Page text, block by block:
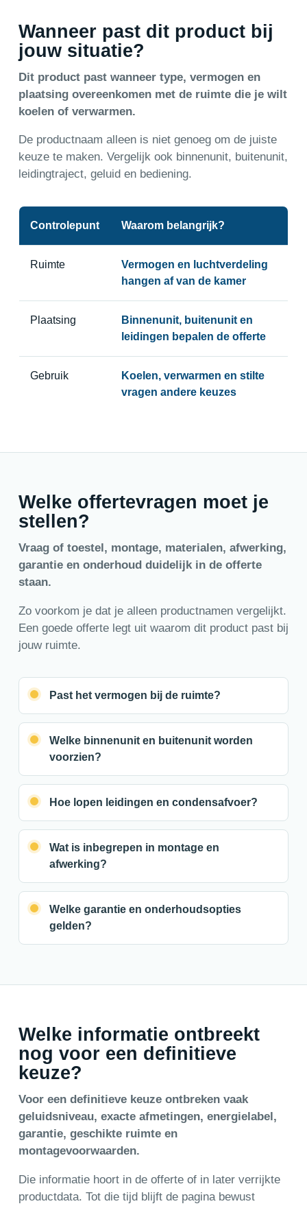
Wanneer past dit product bij
jouw situatie?
Dit product past wanneer type, vermogen en
plaatsing overeenkomen met de ruimte die je wilt
koelen of verwarmen.
De productnaam alleen is niet genoeg om de juiste
keuze te maken. Vergelijk ook binnenunit, buitenunit,
leidingtraject, geluid en bediening.
Controlepunt Waarom belangrijk?
Ruimte
Vermogen en luchtverdeling
hangen af van de kamer
Plaatsing
Binnenunit, buitenunit en
leidingen bepalen de offerte
Gebruik
Koelen, verwarmen en stilte
vragen andere keuzes
Welke offertevragen moet je
stellen?
Vraag of toestel, montage, materialen, afwerking,
garantie en onderhoud duidelijk in de offerte
staan.
Zo voorkom je dat je alleen productnamen vergelijkt.
Een goede offerte legt uit waarom dit product past bij
jouw ruimte.
Past het vermogen bij de ruimte?
Welke binnenunit en buitenunit worden
voorzien?
Hoe lopen leidingen en condensafvoer?
Wat is inbegrepen in montage en
afwerking?
Welke garantie en onderhoudsopties
gelden?
Welke informatie ontbreekt
nog voor een definitieve
keuze?
Voor een definitieve keuze ontbreken vaak
geluidsniveau, exacte afmetingen, energielabel,
garantie, geschikte ruimte en
montagevoorwaarden.
Die informatie hoort in de offerte of in later verrijkte
productdata. Tot die tijd blijft de pagina bewust